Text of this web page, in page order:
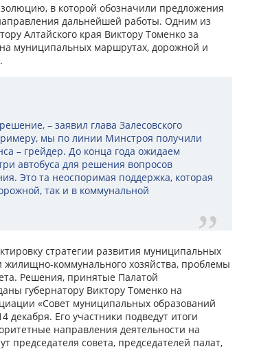
в которой обозначили предложения
дальнейшей работы. Одним из
Алтайского края Виктору Томенко за
муниципальных маршрутах, дорожной и
– заявил глава Залесовского
мы по линии Минстроя получили
– грейдер. До конца года ожидаем
автобуса для решения вопросов
Это та неоспоримая поддержка, которая
так и в коммунальной
стратегии развития муниципальных
коммунального хозяйства, проблемы
Решения, принятые Палатой
губернатору Виктору Томенко на
«Совет муниципальных образований
декабря. Его участники подведут итоги
направления деятельности на
председателя совета, председателей палат,